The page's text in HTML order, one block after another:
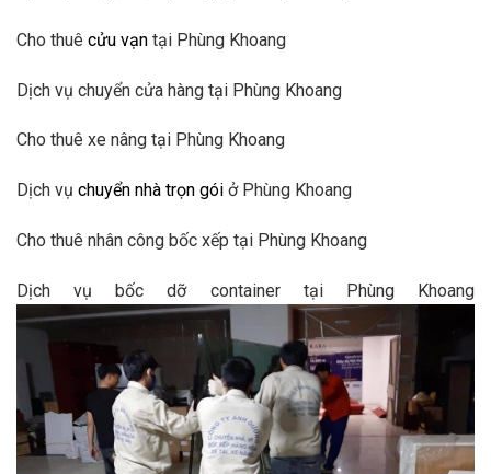
Cho thuê cửu vạn tại Phùng Khoang
Dịch vụ chuyển cửa hàng tại Phùng Khoang
Cho thuê xe nâng tại Phùng Khoang
Dịch vụ chuyển nhà trọn gói ở Phùng Khoang
Cho thuê nhân công bốc xếp tại Phùng Khoang
Dịch vụ bốc dỡ container tại Phùng Khoang